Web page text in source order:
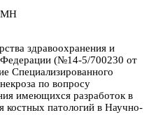
здравоохранения и
Федерации (№14-5/700230 от
Специализированного
по вопросу
имеющихся разработок в
костных патологий в Научно-